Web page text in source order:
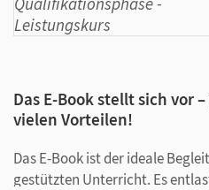
Das E-Book stellt sich vor
vielen Vorteilen!
Das E-Book ist der ideale
gestützten Unterricht. Es